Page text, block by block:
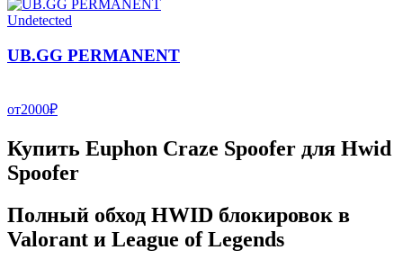
Undetected
UB.GG PERMANENT
от2000₽
Купить Euphon Craze Spoofer для Hwid
Spoofer
Полный обход HWID блокировок в
Valorant и League of Legends